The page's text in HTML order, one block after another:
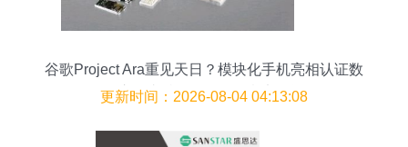
谷歌Project Ara重见天日？模块化手机亮相认证数
据库，支持3G/4G网络意义深远
更新时间：2026-08-04 04:13:08